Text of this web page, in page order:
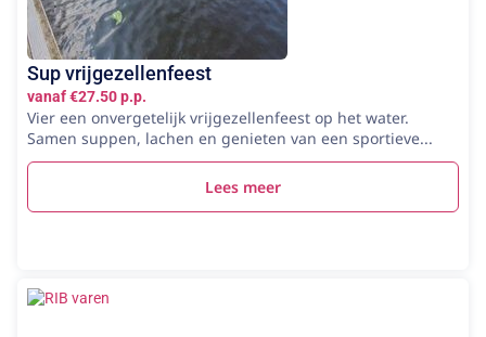
Sup vrijgezellenfeest
vanaf €27.50 p.p.
Vier een onvergetelijk vrijgezellenfeest op het water.
Samen suppen, lachen en genieten van een sportieve...
Lees meer